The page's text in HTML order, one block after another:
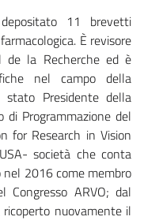
11 brevetti
È revisore
de la Recherche ed è
nel campo della
Presidente della
di Programmazione del
for Research in Vision
società che conta
2016 come membro
Congresso ARVO; dal
nuovamente il